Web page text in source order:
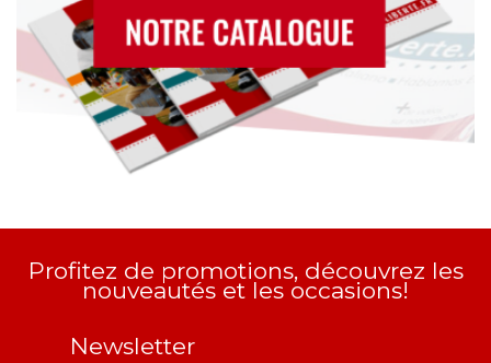
Profitez de promotions, découvrez les
nouveautés et les occasions!
Newsletter